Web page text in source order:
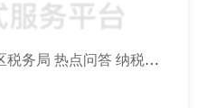
国家税务总局宁夏回族自治区税务局 热点问答 纳税人的交际应酬消费能否抵扣进项税额？